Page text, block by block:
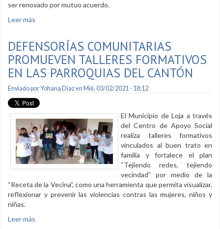
ser renovado por mutuo acuerdo.
Leer más
DEFENSORÍAS COMUNITARIAS
PROMUEVEN TALLERES FORMATIVOS
EN LAS PARROQUIAS DEL CANTÓN
Enviado porYohana Diazen Mié, 03/02/2021 - 18:12
El Municipio de Loja a través
del Centro de Apoyo Social
realiza talleres formativos
vinculados al buen trato en
familia y fortalece el plan
“Tejiendo redes, tejiendo
vecindad” por medio de la
“Receta de la Vecina”, como una herramienta que permita visualizar,
reflexionar y prevenir las violencias contras las mujeres, niños y
niñas.
Leer más